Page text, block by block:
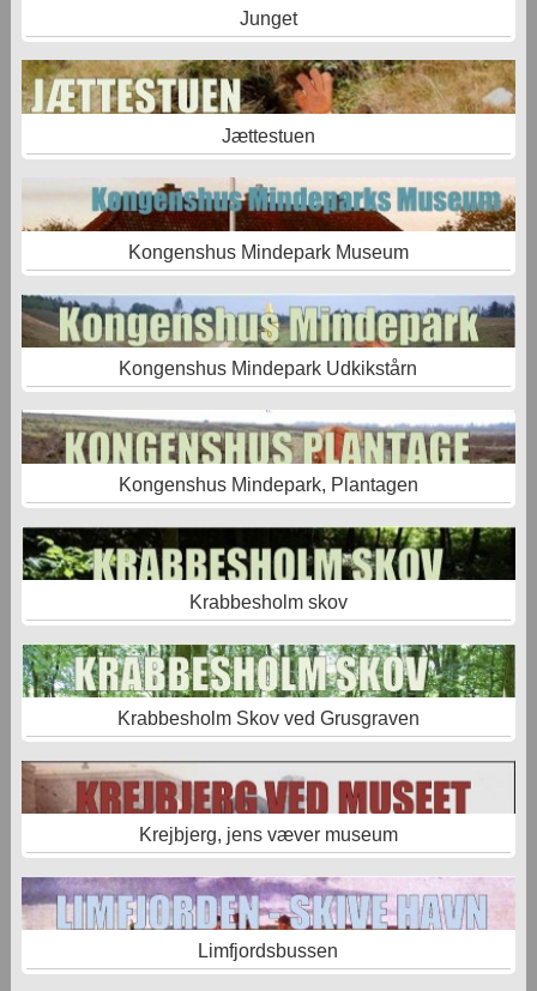
Junget
Jættestuen
Kongenshus Mindepark Museum
Kongenshus Mindepark Udkikstårn
Kongenshus Mindepark, Plantagen
Krabbesholm skov
Krabbesholm Skov ved Grusgraven
Krejbjerg, jens væver museum
Limfjordsbussen